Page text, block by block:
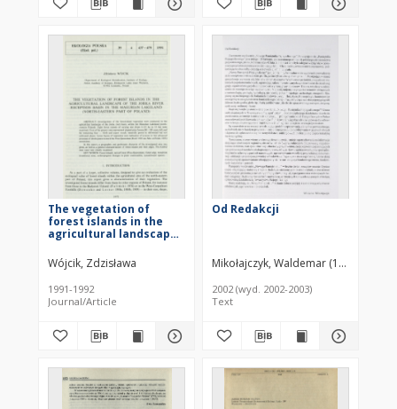
The vegetation of
forest islands in the
agricultural landscape
reception basin in the
Masurian Lakeland
(north-estern part of
Poland)
Wójcik, Zdzisława
1991-1992
Journal/Article
Od Redakcji
Mikołajczyk, Waldemar (1936–2021)
2002 (wyd. 2002-2003)
Text